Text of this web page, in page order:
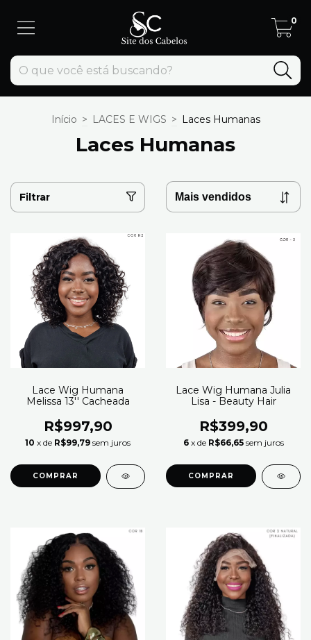
0
Início > LACES E WIGS > Laces Humanas
Laces Humanas
Filtrar
Lace Wig Humana
Melissa 13'' Cacheada
R$997,90
10 x de R$99,79 sem juros
COMPRAR
Lace Wig Humana Julia
Lisa - Beauty Hair
R$399,90
6 x de R$66,65 sem juros
COMPRAR